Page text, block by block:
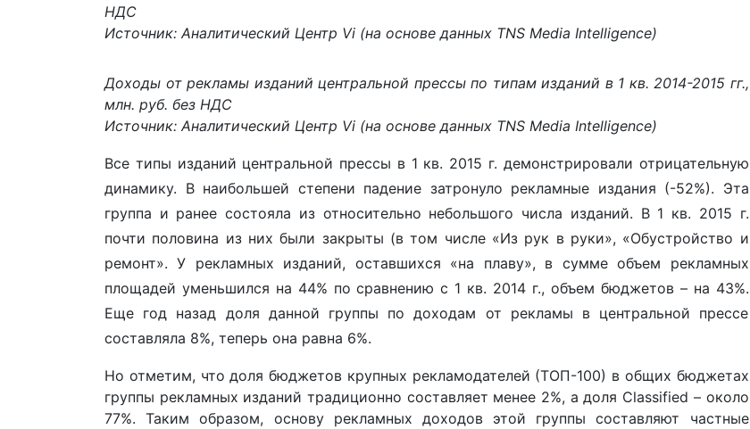
НДС
Источник: Аналитический Центр Vi (на основе данных TNS Media Intelligence)
Доходы от рекламы изданий центральной прессы по типам изданий в 1 кв. 2014-2015 гг.,
млн. руб. без НДС
Источник: Аналитический Центр Vi (на основе данных TNS Media Intelligence)
Все типы изданий центральной прессы в 1 кв. 2015 г. демонстрировали отрицательную
динамику. В наибольшей степени падение затронуло рекламные издания (-52%). Эта
группа и ранее состояла из относительно небольшого числа изданий. В 1 кв. 2015 г.
почти половина из них были закрыты (в том числе «Из рук в руки», «Обустройство и
ремонт». У рекламных изданий, оставшихся «на плаву», в сумме объем рекламных
площадей уменьшился на 44% по сравнению с 1 кв. 2014 г., объем бюджетов – на 43%.
Еще год назад доля данной группы по доходам от рекламы в центральной прессе
составляла 8%, теперь она равна 6%.
Но отметим, что доля бюджетов крупных рекламодателей (ТОП-100) в общих бюджетах
группы рекламных изданий традиционно составляет менее 2%, а доля Classified – около
77%. Таким образом, основу рекламных доходов этой группы составляют частные